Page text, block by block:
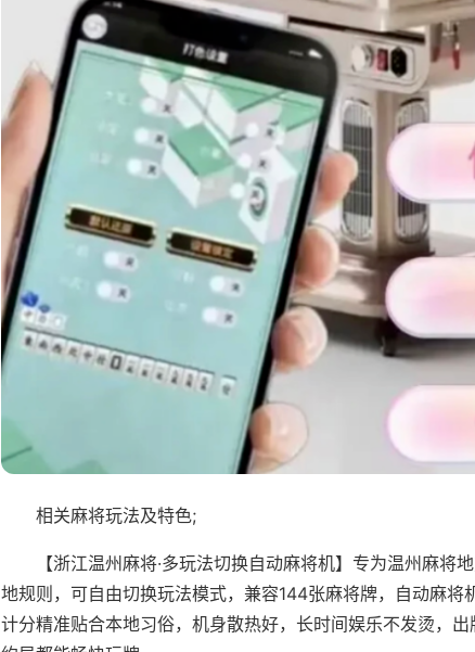
相关麻将玩法及特色;
【浙江温州麻将·多玩法切换自动麻将机】专为温州麻将
地规则，可自由切换玩法模式，兼容144张麻将牌，自动麻将
计分精准贴合本地习俗，机身散热好，长时间娱乐不发烫，